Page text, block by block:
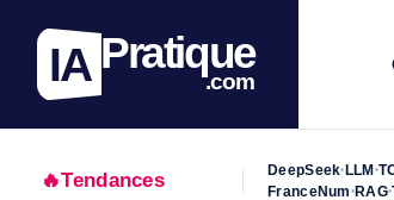
IA Pratique
.com
🔥Tendances DeepSeek• LLM •
FranceNum • RAG•